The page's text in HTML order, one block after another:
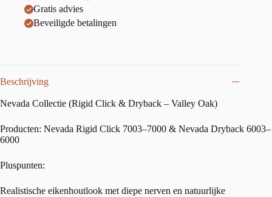
Gratis advies
Beveiligde betalingen
Beschrijving
Nevada Collectie (Rigid Click & Dryback – Valley Oak)
Producten: Nevada Rigid Click 7003–7000 & Nevada Dryback 6003–
6000
Pluspunten:
Realistische eikenhoutlook met diepe nerven en natuurlijke